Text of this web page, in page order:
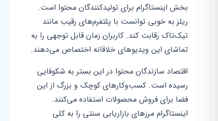
بخش اینستاگرام برای تولیدکنندگان محتوا است.
ریلز به خوبی توانست با پلتفرم‌های رقیب مانند
تیک‌تاک رقابت کند. کاربران زمان قابل توجهی را به
تماشای این ویدیوهای خلاقانه اختصاص می‌دهند.
اقتصاد سازندگان محتوا در این بستر به شکوفایی
رسیده است. کسب‌وکارهای کوچک و بزرگ از این
فضا برای فروش محصولات استفاده می‌کنند.
اینستاگرام مرزهای بازاریابی سنتی را به کلی